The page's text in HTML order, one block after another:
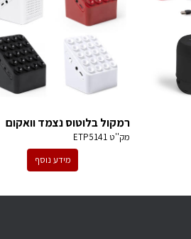
רמקול בלוטוס נצמד וואקום
מק''טETP5141
מידע נוסף